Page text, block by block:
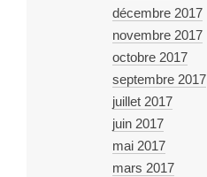
décembre 2017
novembre 2017
octobre 2017
septembre 2017
juillet 2017
juin 2017
mai 2017
mars 2017